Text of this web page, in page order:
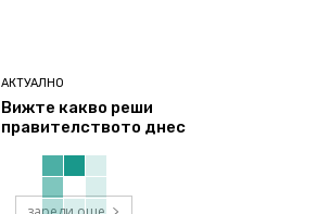
АКТУАЛНО
Вижте какво реши
правителството днес